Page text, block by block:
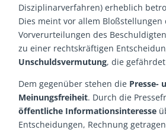
Disziplinarverfahren) erheblich
Dies meint vor allem
Vorverurteilungen des
zu einer rechtskräftigen
Unschuldsvermutung, die
Dem gegenüber stehen die Presse-
Meinungsfreiheit. Durch die
öffentliche Informationsinteresse
Entscheidungen, Rechnung